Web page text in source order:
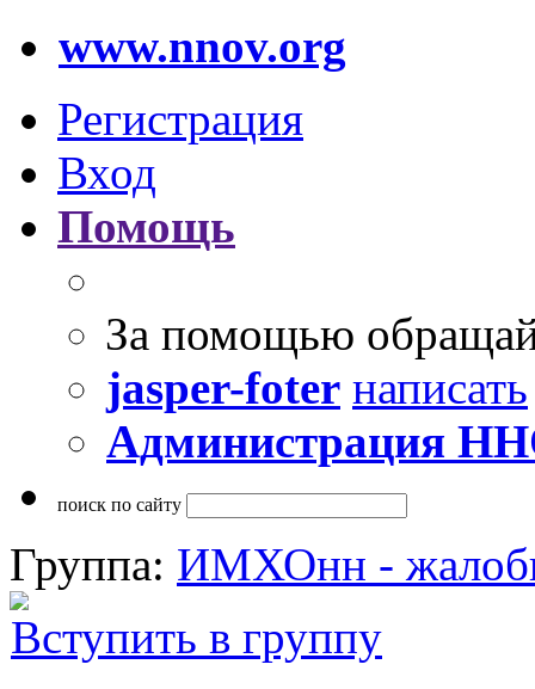
www.nnov.org
Регистрация
Вход
Помощь
За помощью
jasper-foter написать
Администрация
поиск по сайту
Группа: ИМХОнн -
Вступить в группу